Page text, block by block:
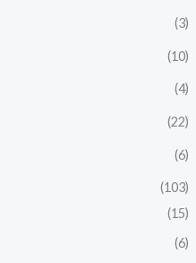
(3)
(10)
(4)
(22)
(6)
(103)
(15)
(6)